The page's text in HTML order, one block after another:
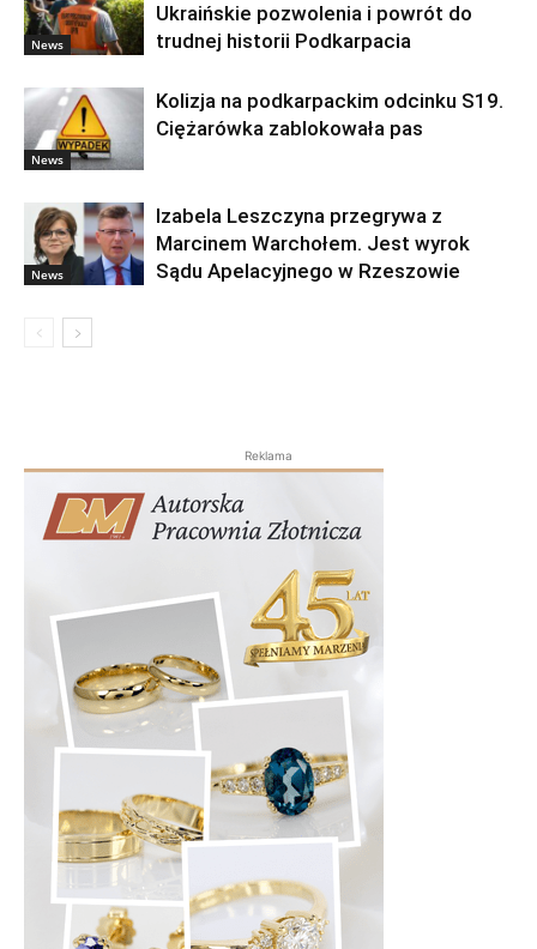
News
Ukraińskie pozwolenia i powrót do
trudnej historii Podkarpacia
News
Kolizja na podkarpackim odcinku S19.
Ciężarówka zablokowała pas
News
Izabela Leszczyna przegrywa z
Marcinem Warchołem. Jest wyrok
Sądu Apelacyjnego w Rzeszowie
Reklama